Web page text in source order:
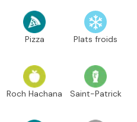
Pizza Plats froids
Roch Hachana Saint-Patrick